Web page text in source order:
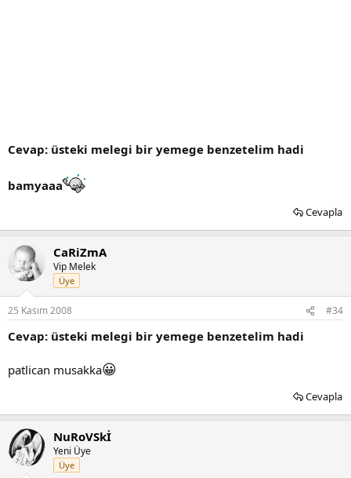
Cevap: üsteki melegi bir yemege benzetelim hadi
bamyaaa
Cevapla
CaRiZmA
Vip Melek
Üye
25 Kasım 2008 #34
Cevap: üsteki melegi bir yemege benzetelim hadi
patlican musakka😀
Cevapla
NuRoVSkİ
Yeni Üye
Üye